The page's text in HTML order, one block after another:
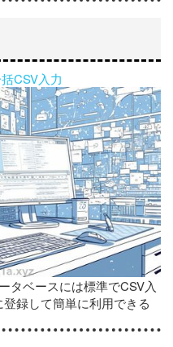
CSV入力
タベースには標準でCSV入
録して簡単に利用できる